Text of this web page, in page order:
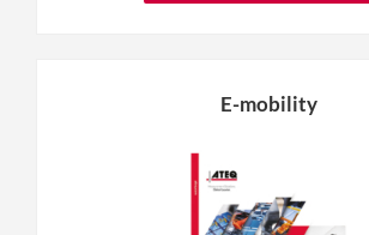
E-mobility